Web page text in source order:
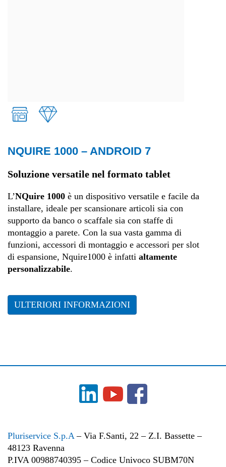
NQUIRE 1000 – ANDROID 7
Soluzione versatile nel formato tablet
L’NQuire 1000 è un dispositivo versatile e facile da
installare, ideale per scansionare articoli sia con
supporto da banco o scaffale sia con staffe di
montaggio a parete. Con la sua vasta gamma di
funzioni, accessori di montaggio e accessori per slot
di espansione, Nquire1000 è infatti altamente
personalizzabile.
ULTERIORI INFORMAZIONI
Pluriservice S.p.A– Via F.Santi, 22 – Z.I. Bassette –
48123 Ravenna
P.IVA 00988740395 – Codice Univoco SUBM70N